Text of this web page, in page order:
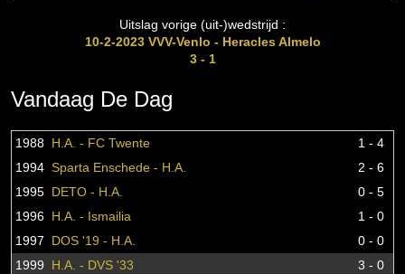
Uitslag vorige (uit-)wedstrijd :
10-2-2023 VVV-Venlo - Heracles Almelo
3 - 1
Vandaag De Dag
1988 H.A. - FC Twente
1 - 4
1994 Sparta Enschede - H.A.
2 - 6
1995 DETO - H.A.
0 - 5
1996 H.A. - Ismailia
1 - 0
1997
DOS '19 - H.A.
0 - 0
1999
H.A. - DVS '33
3 - 0